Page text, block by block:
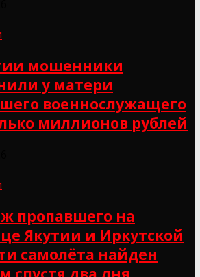
мошенники
у матери
военнослужащего
миллионов рублей
пропавшего на
Якутии и Иркутской
самолёта найден